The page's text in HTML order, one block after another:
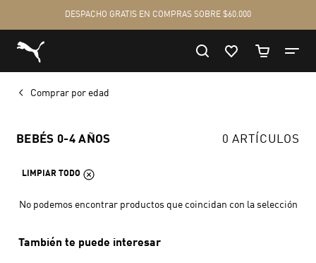
Comprar por edad
BEBÉS 0-4 AÑOS 0 ARTÍCULOS
LIMPIAR TODO
No podemos encontrar productos que coincidan con la selección
También te puede interesar